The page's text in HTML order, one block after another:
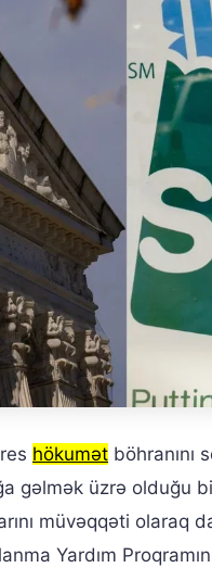
hökumət böhranını
gəlmək üzrə
müvəqqəti olaraq
Yardım